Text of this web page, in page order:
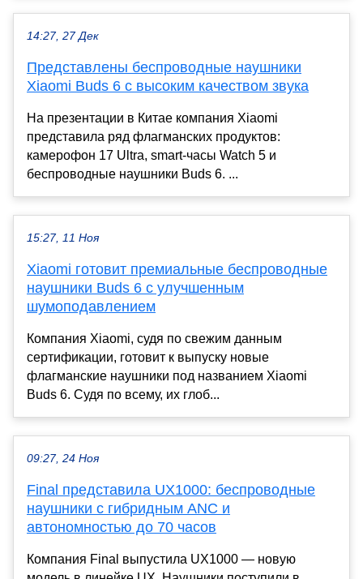
14:27, 27 Дек
Представлены беспроводные наушники
Xiaomi Buds 6 с высоким качеством звука
На презентации в Китае компания Xiaomi
представила ряд флагманских продуктов:
камерофон 17 Ultra, smart-часы Watch 5 и
беспроводные наушники Buds 6. ...
15:27, 11 Ноя
Xiaomi готовит премиальные беспроводные
наушники Buds 6 с улучшенным
шумоподавлением
Компания Xiaomi, судя по свежим данным
сертификации, готовит к выпуску новые
флагманские наушники под названием Xiaomi
Buds 6. Судя по всему, их глоб...
09:27, 24 Ноя
Final представила UX1000: беспроводные
наушники с гибридным ANC и
автономностью до 70 часов
Компания Final выпустила UX1000 — новую